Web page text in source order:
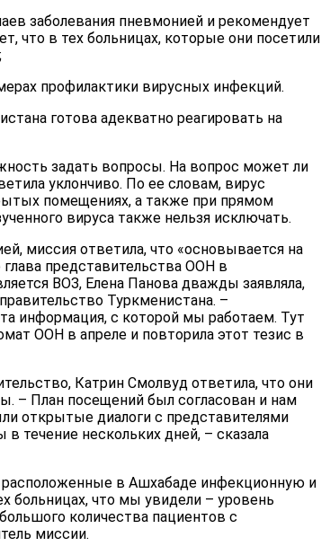
заболевания пневмонией и рекомендует
что в тех больницах, которые они посетили
профилактики вирусных инфекций.
готова адекватно реагировать на
задать вопросы. На вопрос может ли
уклончиво. По ее словам, вирус
помещениях, а также при прямом
вируса также нельзя исключать.
миссия ответила, что «основывается на
представительства ООН в
ВОЗ, Елена Панова дважды заявляла,
Туркменистана. –
информация, с которой мы работаем. Тут
ООН в апреле и повторила этот тезис в
Катрин Смолвуд ответила, что они
– План посещений был согласован и нам
открытые диалоги с представителями
течение нескольких дней, – сказала
в Ашхабаде инфекционную и
больницах, что мы увидели – уровень
количества пациентов с
миссии.